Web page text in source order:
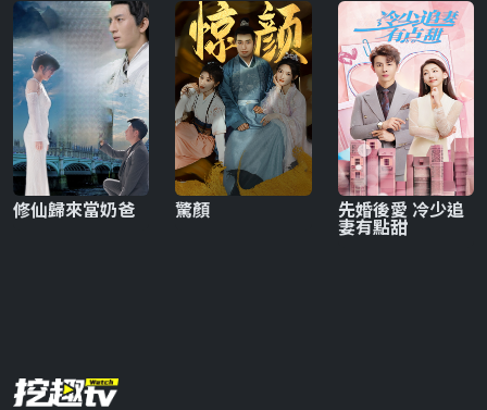
修仙歸來當奶爸 驚顏 先婚後愛 冷少追
妻有點甜